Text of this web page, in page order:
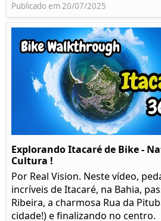
Publicado em 20/07/2025
Explorando Itacaré de Bike -
Cultura !
Por Real Vision. Neste vídeo,
incríveis de Itacaré, na Bahia,
Ribeira, a charmosa Rua da
cidade!) e finalizando no centro.